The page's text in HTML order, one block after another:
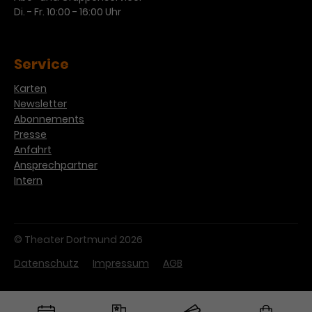
verschiedene Websites hinweg.
Di. - Fr. 10:00 - 16:00 Uhr
Service
Karten
Newsletter
Abonnements
Presse
Anfahrt
Ansprechpartner
Intern
© Theater Dortmund 2026
Datenschutz
Impressum AGB